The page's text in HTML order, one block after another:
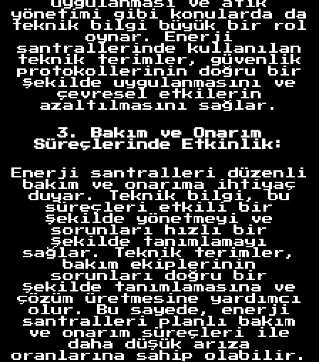
uygulanması ve atık
yönetimi gibi konularda da
teknik bilgi büyük bir rol
oynar. Enerji
santrallerinde kullanılan
teknik terimler, güvenlik
protokollerinin doğru bir
şekilde uygulanmasını ve
çevresel etkilerin
azaltılmasını sağlar.
3. Bakım ve Onarım
Süreçlerinde Etkinlik:
Enerji santralleri düzenli
bakım ve onarıma ihtiyaç
duyar. Teknik bilgi, bu
süreçleri etkili bir
şekilde yönetmeyi ve
sorunları hızlı bir
şekilde tanımlamayı
sağlar. Teknik terimler,
bakım ekiplerinin
sorunları doğru bir
şekilde tanımlamasına ve
çözüm üretmesine yardımcı
olur. Bu sayede, enerji
santralleri planlı bakım
ve onarım süreçleri ile
daha düşük arıza
oranlarına sahip olabilir.